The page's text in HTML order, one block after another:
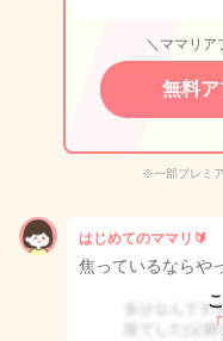
＼ママリア
無料
※一部プレミ
はじめてのママリ🔰
焦っているならや